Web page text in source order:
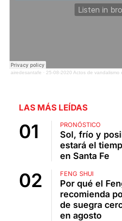
airedesantafe · 25-08-2020 Actos de
LAS MÁS LEÍDAS
PRONÓSTICO
Sol, frío y
estará el
en Santa Fe
FENG SHUI
Por qué el
recomienda
de suegra
en agosto